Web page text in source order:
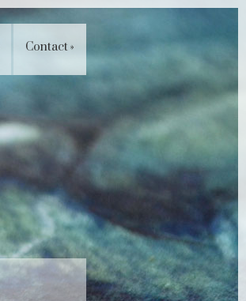
Contact»